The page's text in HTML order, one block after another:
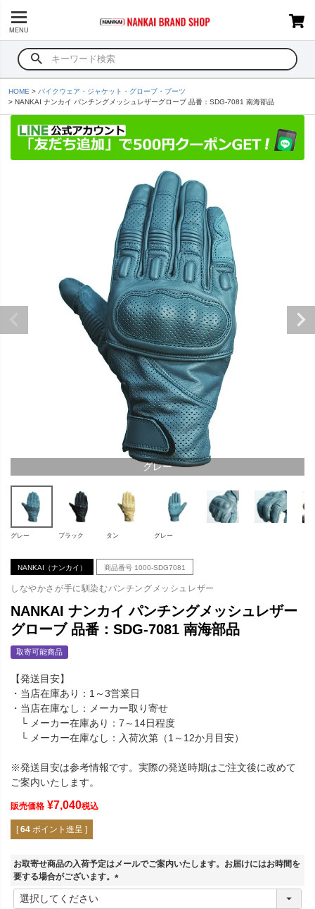
MENU
HOME
バイクウェア・ジャケット・グローブ・ブーツ
NANKAI ナンカイ パンチングメッシュレザーグローブ 品番：SDG-7081 南海部品
グレー
グレー ブラック タン グレー
NANKAI（ナンカイ） 商品番号 1000-SDG7081
しなやかさが手に馴染むパンチングメッシュレザー
NANKAI ナンカイ パンチングメッシュレザー
グローブ 品番：SDG-7081 南海部品
取寄可能商品
【発送目安】
・当店在庫あり：1～3営業日
・当店在庫なし：メーカー取り寄せ
└ メーカー在庫あり：7～14日程度
└ メーカー在庫なし：入荷次第（1～12か月目安）
※発送目安は参考情報です。実際の発送時期はご注文後に改めて
ご案内いたします。
販売価格 ¥7,040税込
[ 64 ポイント進呈 ]
お取寄せ商品の入荷予定はメールでご案内いたします。お届けにはお時間を
要する場合がございます。
(